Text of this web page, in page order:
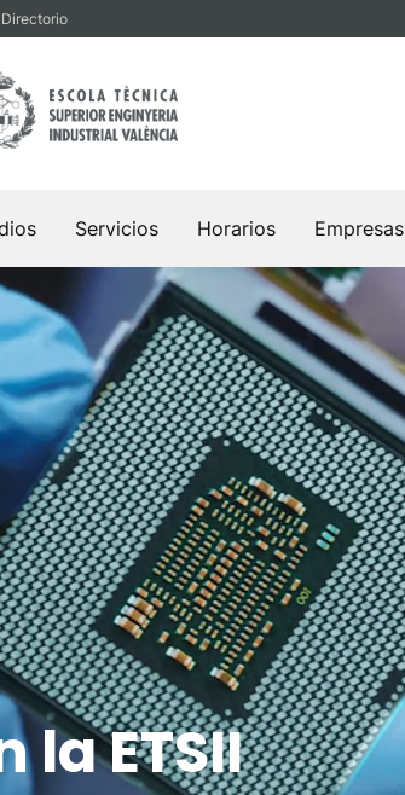
Directorio
Servicios Horarios Empresas
la ETSII